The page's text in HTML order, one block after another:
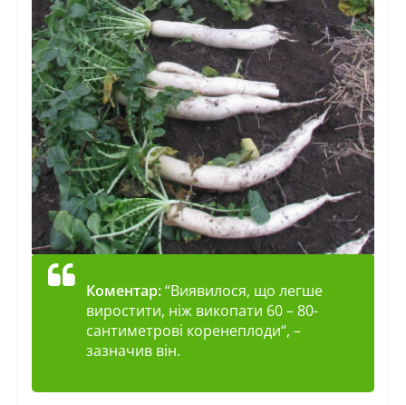
Коментар:“Виявилося, що легше
виростити, ніж викопати 60 – 80-
сантиметрові коренеплоди“, –
зазначив він.